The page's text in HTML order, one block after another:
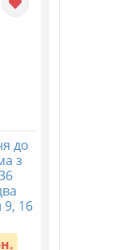
до
з
9, 16